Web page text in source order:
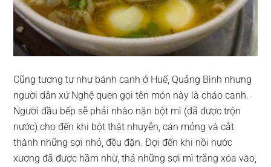
Cũng tương tự như bánh canh ở Huế, Quảng Bình nhưng
người dân xứ Nghệ quen gọi tên món này là cháo canh.
Người đầu bếp sẽ phải nhào nặn bột mì (đã được trộn
nước) cho đến khi bột thật nhuyễn, cán mỏng và cắt
thành những sợi nhỏ, đều đặn. Đợi đến khi nồi nước
xương đã được hầm nhừ, thả những sợi mì trắng xóa vào,